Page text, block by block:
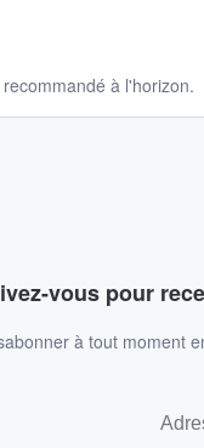
à l'horizon.
vous pour
à tout moment